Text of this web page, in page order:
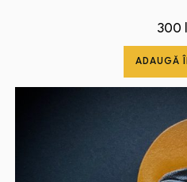
300
ADAUGĂ